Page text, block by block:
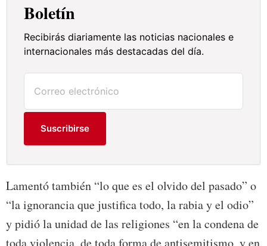
Boletín
Recibirás diariamente las noticias nacionales e
internacionales más destacadas del día.
Suscribirse
Lamentó también “lo que es el olvido del pasado” o
“la ignorancia que justifica todo, la rabia y el odio”
y pidió la unidad de las religiones “en la condena de